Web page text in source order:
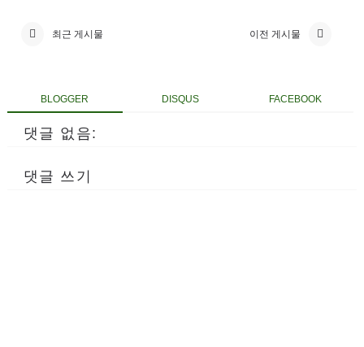
최근 게시물 이전 게시물
BLOGGER DISQUS FACEBOOK
댓글 없음:
댓글 쓰기